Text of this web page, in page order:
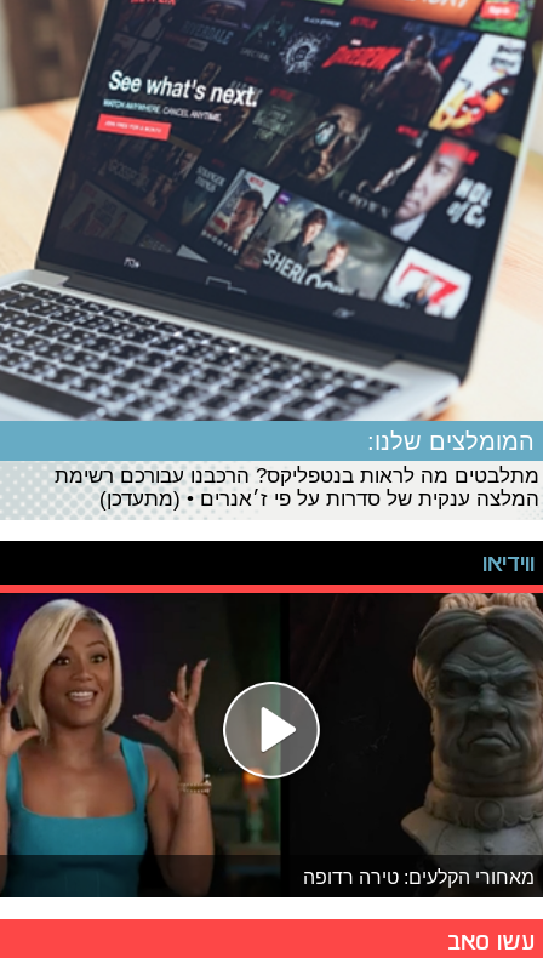
המומלצים שלנו:
מתלבטים מה לראות בנטפליקס? הרכבנו עבורכם רשימת
המלצה ענקית של סדרות על פי ז׳אנרים • (מתעדכן)
ווידיאו
מאחורי הקלעים: טירה רדופה
עשו סאב